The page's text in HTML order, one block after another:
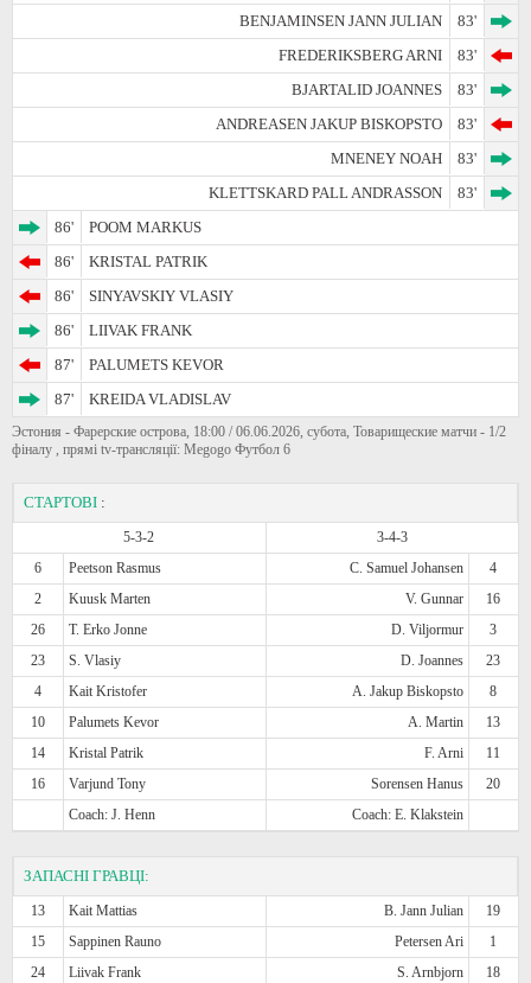
BENJAMINSEN JANN JULIAN
83'
FREDERIKSBERG ARNI
83'
BJARTALID JOANNES
83'
ANDREASEN JAKUP BISKOPSTO
83'
MNENEY NOAH
83'
KLETTSKARD PALL ANDRASSON
83'
86'
POOM MARKUS
86'
KRISTAL PATRIK
86'
SINYAVSKIY VLASIY
86'
LIIVAK FRANK
87'
PALUMETS KEVOR
87'
KREIDA VLADISLAV
Эстония - Фарерские острова, 18:00 / 06.06.2026, субота, Товарищеские матчи - 1/2
фіналу , прямі tv-трансляції: Megogo Футбол 6
СТАРТОВІ :
5-3-2
3-4-3
6
Peetson Rasmus C. Samuel Johansen
4
2
Kuusk Marten V. Gunnar
16
26
T. Erko Jonne D. Viljormur
3
23
S. Vlasiy D. Joannes
23
4
Kait Kristofer A. Jakup Biskopsto
8
10
Palumets Kevor A. Martin
13
14
Kristal Patrik F. Arni
11
16
Varjund Tony Sorensen Hanus
20
Coach: J. Henn
Coach: E. Klakstein
ЗАПАСНІ ГРАВЦІ:
13 Kait Mattias B. Jann Julian
19
15
Sappinen Rauno Petersen Ari
1
24
Liivak Frank S. Arnbjorn
18